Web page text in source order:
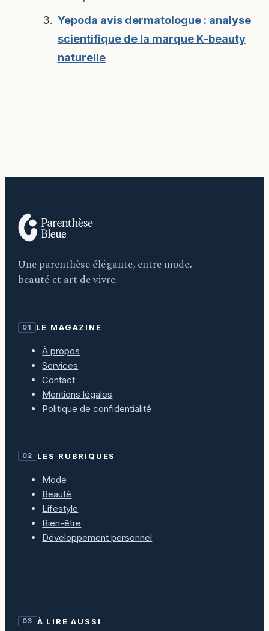
Yepoda avis dermatologue : analyse
scientifique de la marque K-beauty
naturelle
Une parenthèse élégante, entre mode,
beauté et art de vivre.
01 LE MAGAZINE
À propos
Services
Contact
Mentions légales
Politique de confidentialité
02 LES RUBRIQUES
Mode
Beauté
Lifestyle
Bien-être
Développement personnel
03 À LIRE AUSSI